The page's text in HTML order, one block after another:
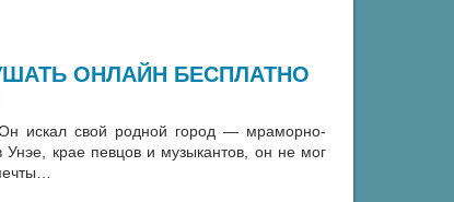
ОНЛАЙН БЕСПЛАТНО
искал свой родной город — мраморно-
крае певцов и музыкантов, он не мог